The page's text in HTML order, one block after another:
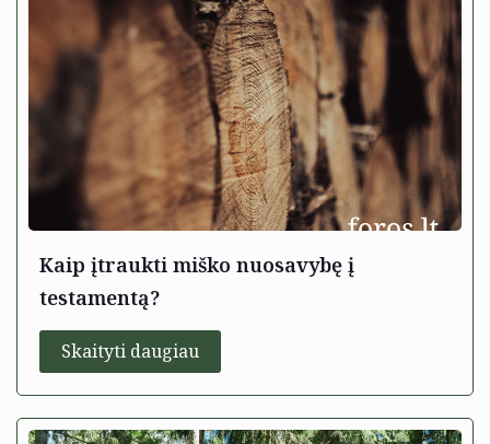
Kaip įtraukti miško nuosavybę į
testamentą?
Skaityti daugiau